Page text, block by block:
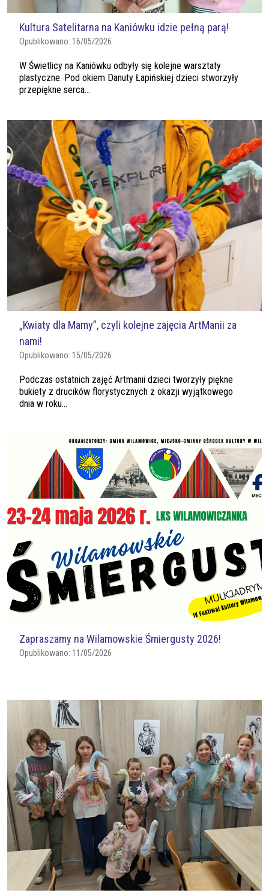
Kultura Satelitarna na Kaniówku idzie pełną parą!
Opublikowano: 16/05/2026
W Świetlicy na Kaniówku odbyły się kolejne warsztaty
plastyczne. Pod okiem Danuty Łapińskiej dzieci stworzyły
przepiękne serca...
„Kwiaty dla Mamy”, czyli kolejne zajęcia ArtManii za
nami!
Opublikowano: 15/05/2026
Podczas ostatnich zajęć Artmanii dzieci tworzyły piękne
bukiety z drucików florystycznych z okazji wyjątkowego
dnia w roku...
Zapraszamy na Wilamowskie Śmiergusty 2026!
Opublikowano: 11/05/2026